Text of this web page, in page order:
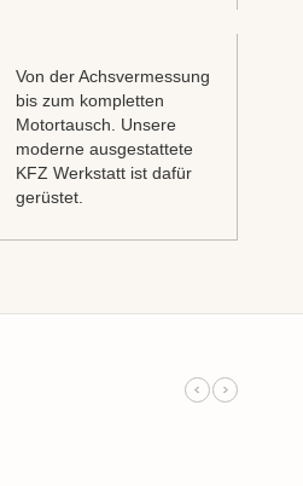
Von der Achsvermessung
bis zum kompletten
Motortausch. Unsere
moderne ausgestattete
KFZ Werkstatt ist dafür
gerüstet.